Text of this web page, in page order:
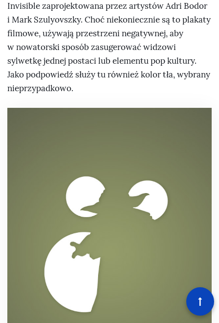
Invisible zaprojektowana przez artystów Adri Bodor
i Mark Szulyovszky. Choć niekoniecznie są to plakaty
filmowe, używają przestrzeni negatywnej, aby
w nowatorski sposób zasugerować widzowi
sylwetkę jednej postaci lub elementu pop kultury.
Jako podpowiedź służy tu również kolor tła, wybrany
nieprzypadkowo.